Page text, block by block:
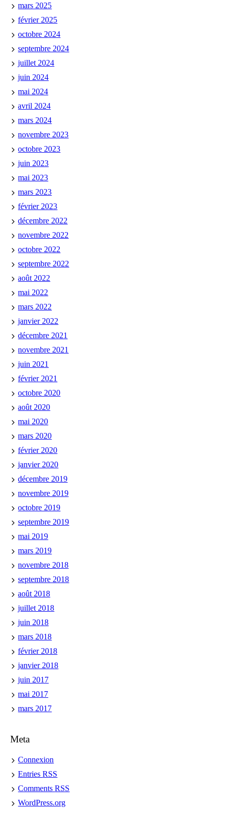
mars 2025
février 2025
octobre 2024
septembre 2024
juillet 2024
juin 2024
mai 2024
avril 2024
mars 2024
novembre 2023
octobre 2023
juin 2023
mai 2023
mars 2023
février 2023
décembre 2022
novembre 2022
octobre 2022
septembre 2022
août 2022
mai 2022
mars 2022
janvier 2022
décembre 2021
novembre 2021
juin 2021
février 2021
octobre 2020
août 2020
mai 2020
mars 2020
février 2020
janvier 2020
décembre 2019
novembre 2019
octobre 2019
septembre 2019
mai 2019
mars 2019
novembre 2018
septembre 2018
août 2018
juillet 2018
juin 2018
mars 2018
février 2018
janvier 2018
juin 2017
mai 2017
mars 2017
Meta
Connexion
EntriesRSS
CommentsRSS
WordPress.org